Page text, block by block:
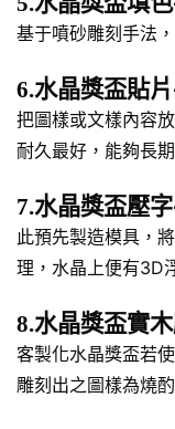
基于噴砂雕刻手法
6.水晶獎盃貼
把圖樣或文樣內容
耐久最好，能夠長
7.水晶獎盃壓
此預先製造模具，
理，水晶上便有3D
8.水晶獎盃實
客製化水晶獎盃若
雕刻出之圖樣為燒